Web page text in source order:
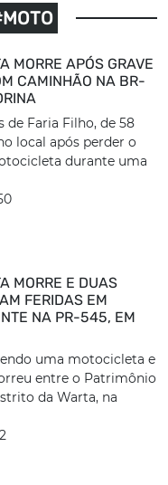
MORRE APÓS GRAVE
CAMINHÃO NA BR-
de Faria Filho, de 58
local após perder o
durante uma
MORRE E DUAS
FERIDAS EM
NA PR-545, EM
uma motocicleta e
entre o Patrimônio
da Warta, na